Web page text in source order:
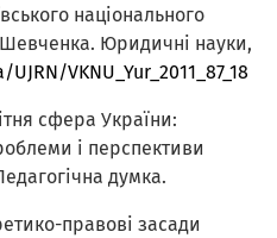
національного
Шевченка. Юридичні науки,
VKNU_Yur_2011_87_18
сфера України:
і перспективи
думка.
правові засади